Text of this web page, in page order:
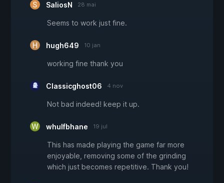
SaliosN 28 mai
Seems to work just fine.
hugh649 10 jan
working fine thank you
Classicghost06 4 nov
Not bad indeed! keep it up.
whulfbhane 19 jul
This has made playing the game far more
enjoyable, removing some of the grinding
which just becomes repetitive. Thank you!